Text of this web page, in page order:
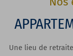
Une lieu de